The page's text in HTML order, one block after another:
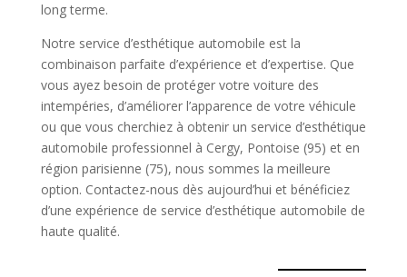
long terme.
Notre service d’esthétique automobile est la
combinaison parfaite d’expérience et d’expertise. Que
vous ayez besoin de protéger votre voiture des
intempéries, d’améliorer l’apparence de votre véhicule
ou que vous cherchiez à obtenir un service d’esthétique
automobile professionnel à Cergy, Pontoise (95) et en
région parisienne (75), nous sommes la meilleure
option. Contactez-nous dès aujourd’hui et bénéficiez
d’une expérience de service d’esthétique automobile de
haute qualité.